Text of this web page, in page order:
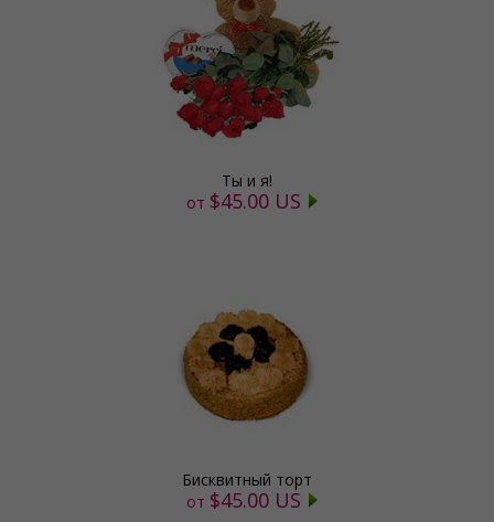
Ты и я!
от $45.00 US
Бисквитный торт
от $45.00 US